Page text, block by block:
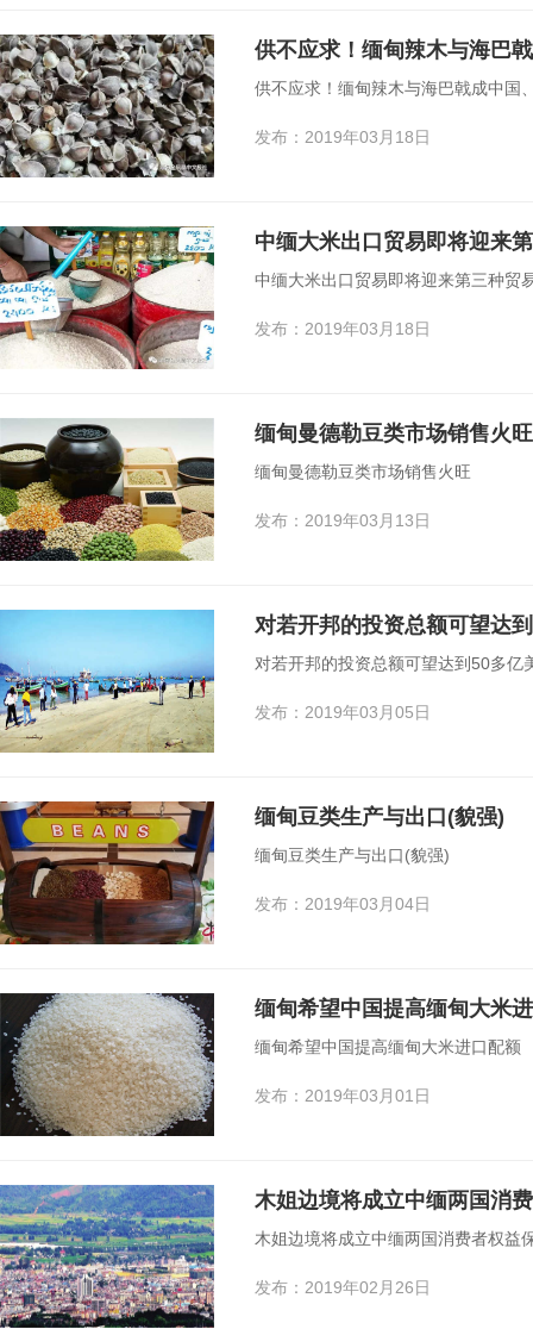
供不应求！缅甸辣木与海巴
供不应求！缅甸辣木与海巴戟成中国
发布：2019年03月18日
中缅大米出口贸易即将迎来
中缅大米出口贸易即将迎来第三种贸
发布：2019年03月18日
缅甸曼德勒豆类市场销售火旺
缅甸曼德勒豆类市场销售火旺
发布：2019年03月13日
对若开邦的投资总额可望达
对若开邦的投资总额可望达到50多亿
发布：2019年03月05日
缅甸豆类生产与出口(貌强)
缅甸豆类生产与出口(貌强)
发布：2019年03月04日
缅甸希望中国提高缅甸大米
缅甸希望中国提高缅甸大米进口配额
发布：2019年03月01日
木姐边境将成立中缅两国消
木姐边境将成立中缅两国消费者权益
发布：2019年02月26日